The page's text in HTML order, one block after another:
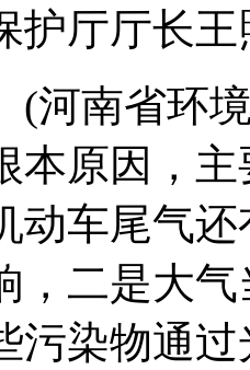
反复摔倒
警口出狂言
在扫把上
护厅厅长
南省环境
本原因，
动车尾气
，二是大
污染物通